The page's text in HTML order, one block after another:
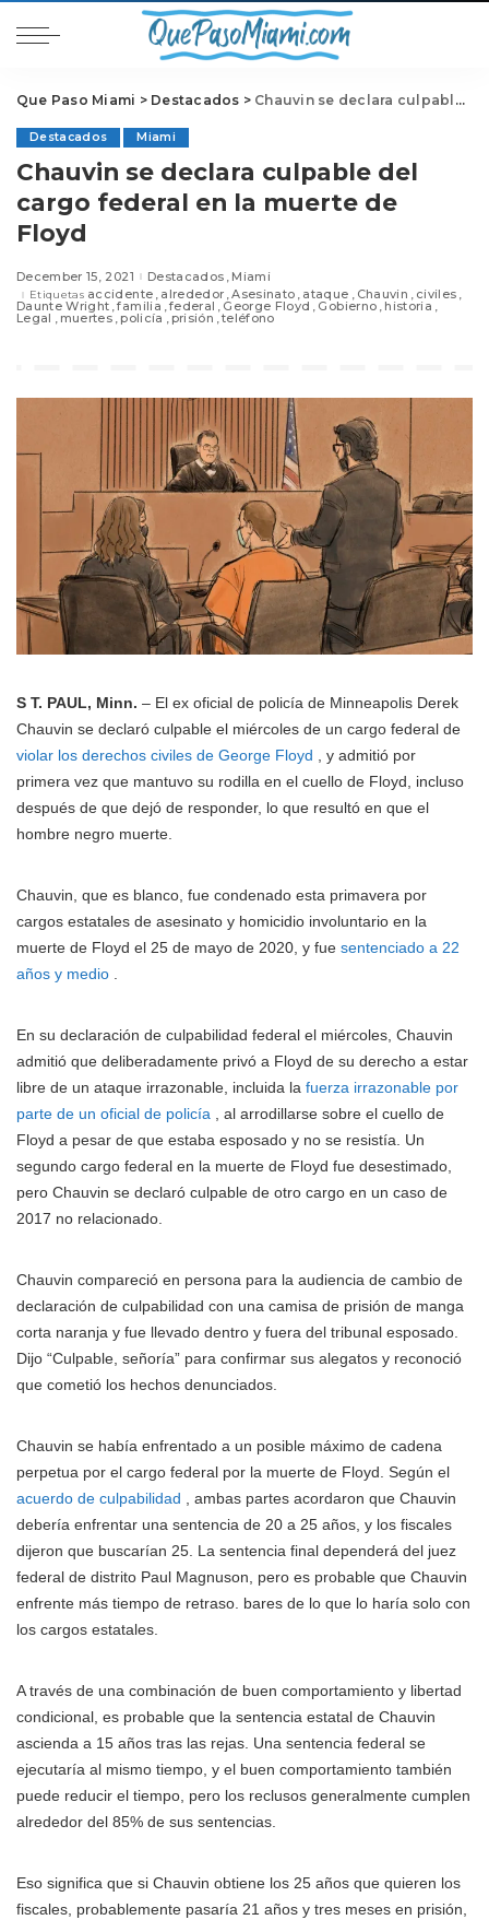
Que Paso Miami > Destacados > Chauvin se declara culpable del cargo federal en la muerte de Floyd
Destacados Miami
Chauvin se declara culpable del
cargo federal en la muerte de
Floyd
December 15, 2021 Destacados Miami
Etiquetas accidente alrededor Asesinato ataque Chauvin civiles
Daunte Wright familia federal George Floyd Gobierno historia
Legal muertes policía prisión teléfono
S T. PAUL, Minn. – El ex oficial de policía de Minneapolis Derek
Chauvin se declaró culpable el miércoles de un cargo federal de
violar los derechos civiles de George Floyd , y admitió por
primera vez que mantuvo su rodilla en el cuello de Floyd, incluso
después de que dejó de responder, lo que resultó en que el
hombre negro muerte.
Chauvin, que es blanco, fue condenado esta primavera por
cargos estatales de asesinato y homicidio involuntario en la
muerte de Floyd el 25 de mayo de 2020, y fue sentenciado a 22
años y medio .
En su declaración de culpabilidad federal el miércoles, Chauvin
admitió que deliberadamente privó a Floyd de su derecho a estar
libre de un ataque irrazonable, incluida la fuerza irrazonable por
parte de un oficial de policía , al arrodillarse sobre el cuello de
Floyd a pesar de que estaba esposado y no se resistía. Un
segundo cargo federal en la muerte de Floyd fue desestimado,
pero Chauvin se declaró culpable de otro cargo en un caso de
2017 no relacionado.
Chauvin compareció en persona para la audiencia de cambio de
declaración de culpabilidad con una camisa de prisión de manga
corta naranja y fue llevado dentro y fuera del tribunal esposado.
Dijo “Culpable, señoría” para confirmar sus alegatos y reconoció
que cometió los hechos denunciados.
Chauvin se había enfrentado a un posible máximo de cadena
perpetua por el cargo federal por la muerte de Floyd. Según el
acuerdo de culpabilidad , ambas partes acordaron que Chauvin
debería enfrentar una sentencia de 20 a 25 años, y los fiscales
dijeron que buscarían 25. La sentencia final dependerá del juez
federal de distrito Paul Magnuson, pero es probable que Chauvin
enfrente más tiempo de retraso. bares de lo que lo haría solo con
los cargos estatales.
A través de una combinación de buen comportamiento y libertad
condicional, es probable que la sentencia estatal de Chauvin
ascienda a 15 años tras las rejas. Una sentencia federal se
ejecutaría al mismo tiempo, y el buen comportamiento también
puede reducir el tiempo, pero los reclusos generalmente cumplen
alrededor del 85% de sus sentencias.
Eso significa que si Chauvin obtiene los 25 años que quieren los
fiscales, probablemente pasaría 21 años y tres meses en prisión,